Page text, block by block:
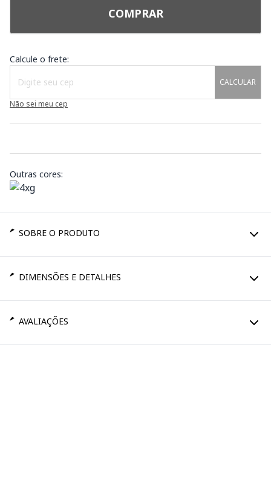
COMPRAR
Calcule o frete:
CALCULAR
Não sei meu cep
Outras cores:
SOBRE O PRODUTO
DIMENSÕES E DETALHES
AVALIAÇÕES